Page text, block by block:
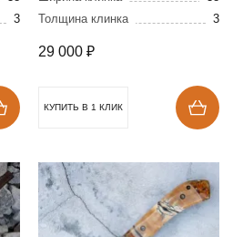
3
Толщина клинка
3
29 000 ₽
КУПИТЬ В 1 КЛИК